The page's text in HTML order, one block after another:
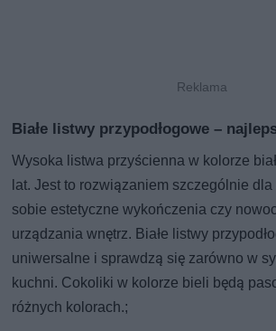
Białe listwy przypodłogowe –
Wysoka listwa przyścienna w kolorze
lat. Jest to rozwiązaniem szczególnie
sobie estetyczne wykończenia czy
urządzania wnętrz. Białe listwy
uniwersalne i sprawdzą się zarówno w
kuchni. Cokoliki w kolorze bieli będą
różnych kolorach.;